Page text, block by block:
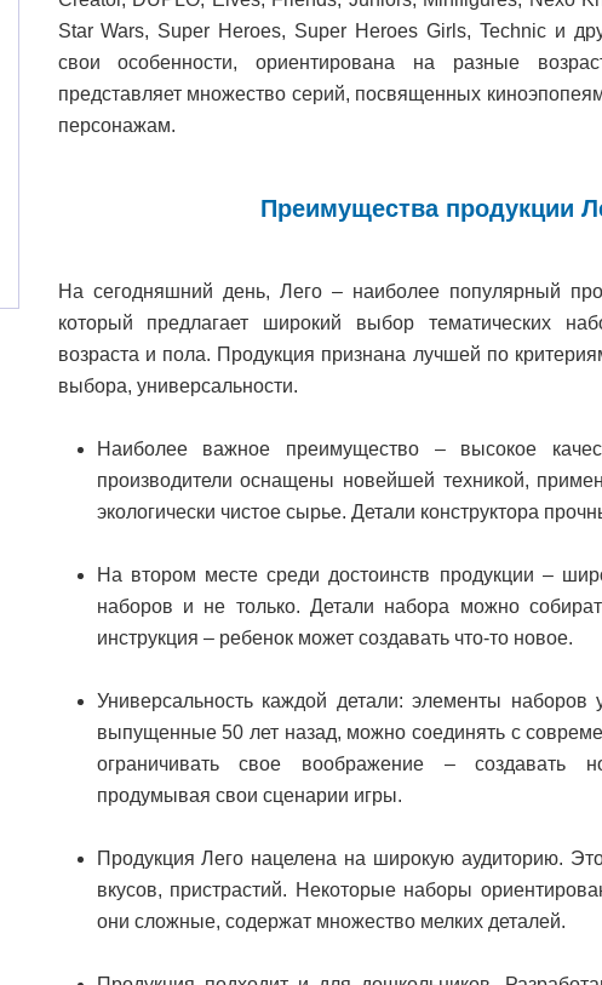
Star Wars, Super Heroes, Super Heroes Girls, Technic и
свои особенности, ориентирована на разные
представляет множество серий, посвященных
персонажам.
Преимущества продукции
На сегодняшний день, Лего – наиболее популярный
который предлагает широкий выбор тематических
возраста и пола. Продукция признана лучшей по
выбора, универсальности.
Наиболее важное преимущество – высокое
производители оснащены новейшей техникой,
экологически чистое сырье. Детали конструктора
На втором месте среди достоинств продукции –
наборов и не только. Детали набора можно
инструкция – ребенок может создавать что-то новое.
Универсальность каждой детали: элементы наборов
выпущенные 50 лет назад, можно соединять с
ограничивать свое воображение – создавать
продумывая свои сценарии игры.
Продукция Лего нацелена на широкую аудиторию.
вкусов, пристрастий. Некоторые наборы
они сложные, содержат множество мелких деталей.